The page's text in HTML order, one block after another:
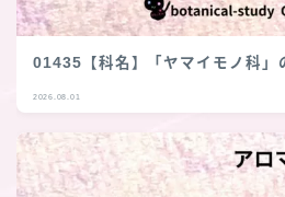
01435【科名】「ヤマイモノ科」
2026.08.01